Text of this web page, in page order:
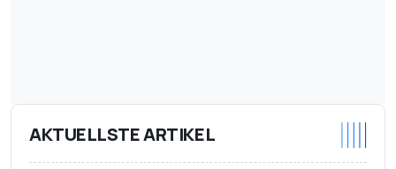
AKTUELLSTE ARTIKEL